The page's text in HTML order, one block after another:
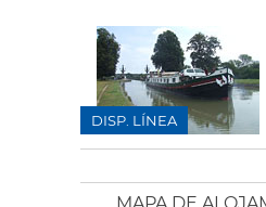
DISP. LÍNEA